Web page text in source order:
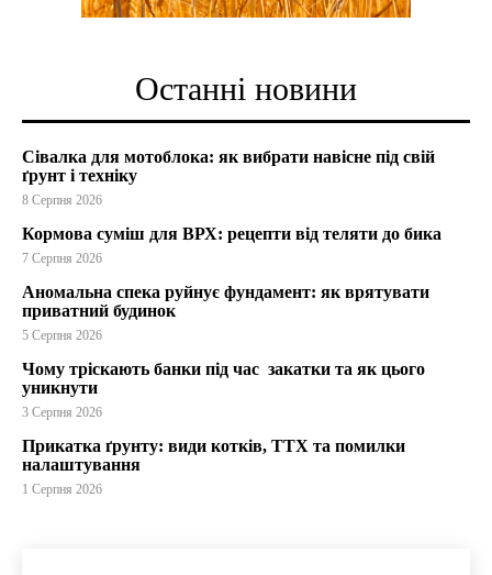
Останні новини
Сівалка для мотоблока: як вибрати навісне під свій
ґрунт і техніку
8 Серпня 2026
Кормова суміш для ВРХ: рецепти від теляти до бика
7 Серпня 2026
Аномальна спека руйнує фундамент: як врятувати
приватний будинок
5 Серпня 2026
Чому тріскають банки під час закатки та як цього
уникнути
3 Серпня 2026
Прикатка ґрунту: види котків, ТТХ та помилки
налаштування
1 Серпня 2026